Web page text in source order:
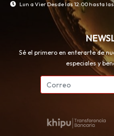
Lun a Vier Desde las 12:00 hasta
Sé el primero en enterarte de
especiales y